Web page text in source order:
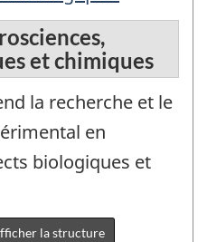
et chimiques
la recherche et le
en
biologiques et
la structure